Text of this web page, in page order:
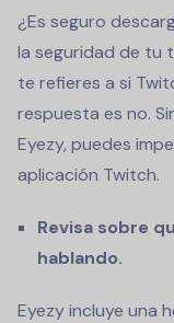
¿Es seguro
la seguridad de tu
te refieres a si
respuesta es no.
Eyezy, puedes
aplicación Twitch.
Revisa sobre
hablando.
Eyezy incluye una